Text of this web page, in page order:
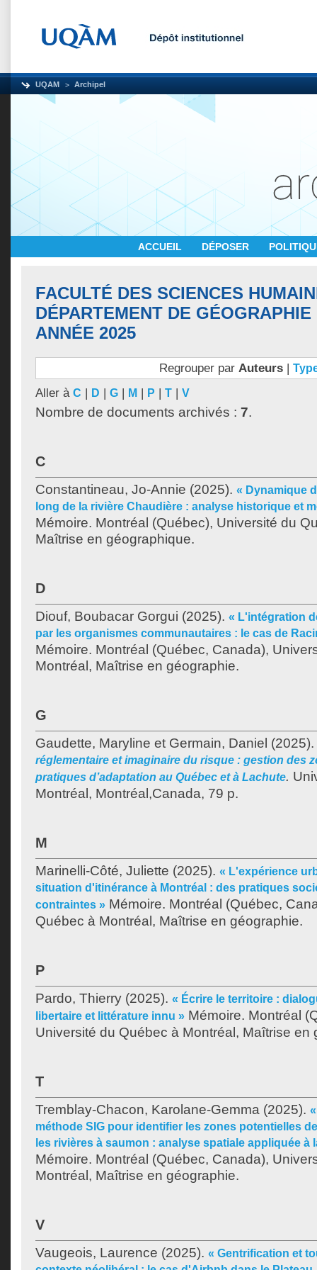
UQAM Archipel
ACCUEIL DÉPOSER
FACULTÉ DES SCIENCES
DÉPARTEMENT DE GÉOGRAPHIE
ANNÉE 2025
Regrouper par Auteurs|
Aller à C | D | G | M | P | T | V
Nombre de documents archivés : 7.
C
Constantineau, Jo-Annie (2025). « Dynamique
long de la rivière Chaudière : analyse historique et
Mémoire. Montréal (Québec), Université du
Maîtrise en géographique.
D
Diouf, Boubacar Gorgui (2025). « L'intégration
par les organismes communautaires : le cas de
Mémoire. Montréal (Québec, Canada),
Montréal, Maîtrise en géographie.
G
Gaudette, Maryline et Germain, Daniel (2025).
réglementaire et imaginaire du risque : gestion des
pratiques d’adaptation au Québec et à Lachute.
Montréal, Montréal,Canada, 79 p.
M
Marinelli-Côté, Juliette (2025). « L'expérience
situation d'itinérance à Montréal : des pratiques
contraintes » Mémoire. Montréal (Québec,
Québec à Montréal, Maîtrise en géographie.
P
Pardo, Thierry (2025). « Écrire le territoire :
libertaire et littérature innu » Mémoire. Montréal
Université du Québec à Montréal, Maîtrise en
T
Tremblay-Chacon, Karolane-Gemma (2025).
méthode SIG pour identifier les zones potentielles
les rivières à saumon : analyse spatiale appliquée à
Mémoire. Montréal (Québec, Canada),
Montréal, Maîtrise en géographie.
V
Vaugeois, Laurence (2025). « Gentrification et